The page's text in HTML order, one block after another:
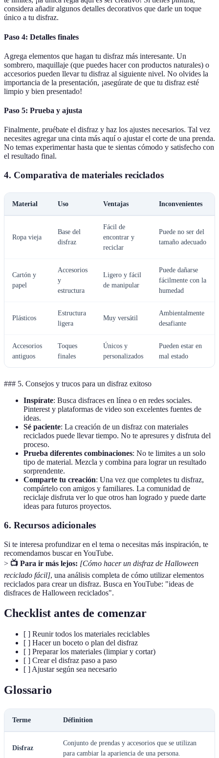
considera añadir algunos detalles decorativos que darle un toque
único a tu disfraz.
Paso 4: Detalles finales
Agrega elementos que hagan tu disfraz más interesante. Un
sombrero, maquillaje (que puedes hacer con productos naturales) o
accesorios pueden llevar tu disfraz al siguiente nivel. No olvides la
importancia de la presentación, ¡asegúrate de que tu disfraz esté
limpio y bien presentado!
Paso 5: Prueba y ajusta
Finalmente, pruébate el disfraz y haz los ajustes necesarios. Tal vez
necesites agregar una cinta más aquí o ajustar el corte de una prenda.
No temas experimentar hasta que te sientas cómodo y satisfecho con
el resultado final.
4. Comparativa de materiales reciclados
Material Uso Ventajas Inconvenientes
Ropa vieja
Base del
disfraz
Fácil de
encontrar y
reciclar
Puede no ser del
tamaño adecuado
Cartón y
papel
Accesorios
y
estructura
Ligero y fácil
de manipular
Puede dañarse
fácilmente con la
humedad
Plásticos
Estructura
ligera
Muy versátil
Ambientalmente
desafiante
Accesorios
antiguos
Toques
finales
Únicos y
personalizados
Pueden estar en
mal estado
### 5. Consejos y trucos para un disfraz exitoso
Inspírate: Busca disfraces en línea o en redes sociales.
Pinterest y plataformas de video son excelentes fuentes de
ideas.
Sé paciente: La creación de un disfraz con materiales
reciclados puede llevar tiempo. No te apresures y disfruta del
proceso.
Prueba diferentes combinaciones: No te limites a un solo
tipo de material. Mezcla y combina para lograr un resultado
sorprendente.
Comparte tu creación: Una vez que completes tu disfraz,
compártelo con amigos y familiares. La comunidad de
reciclaje disfruta ver lo que otros han logrado y puede darte
ideas para futuros proyectos.
6. Recursos adicionales
Si te interesa profundizar en el tema o necesitas más inspiración, te
recomendamos buscar en YouTube.
> 📺 Para ir más lejos: [Cómo hacer un disfraz de Halloween
reciclado fácil], una análisis completa de cómo utilizar elementos
reciclados para crear un disfraz. Busca en YouTube: "ideas de
disfraces de Halloween reciclados".
Checklist antes de comenzar
[ ] Reunir todos los materiales reciclables
[ ] Hacer un boceto o plan del disfraz
[ ] Preparar los materiales (limpiar y cortar)
[ ] Crear el disfraz paso a paso
[ ] Ajustar según sea necesario
Glossario
Terme Définition
Disfraz
Conjunto de prendas y accesorios que se utilizan
para cambiar la apariencia de una persona.